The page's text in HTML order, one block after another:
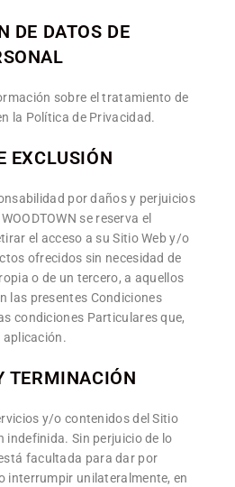
DE DATOS DE
sobre el tratamiento de
la Política de Privacidad.
EXCLUSIÓN
por daños y perjuicios
se reserva el
el acceso a su Sitio Web y/o
ofrecidos sin necesidad de
o de un tercero, a aquellos
las presentes Condiciones
condiciones Particulares que,
aplicación.
TERMINACIÓN
y/o contenidos del Sitio
indefinida. Sin perjuicio de lo
facultada para dar por
interrumpir unilateralmente, en